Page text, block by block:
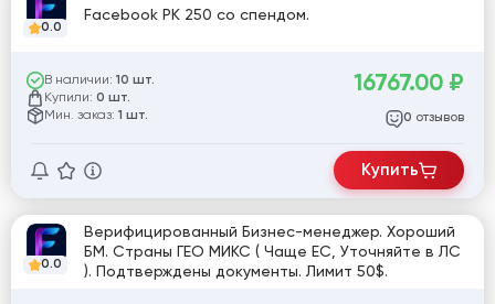
0.0
Facebook РК 250 со спендом.
В наличии: 10 шт.
Купили: 0 шт.
Мин. заказ: 1 шт.
16767.00 ₽
0 отзывов
Купить
0.0
Верифицированный Бизнес-менеджер. Хороший
БМ. Страны ГЕО МИКС ( Чаще ЕС, Уточняйте в ЛС
). Подтверждены документы. Лимит 50$.